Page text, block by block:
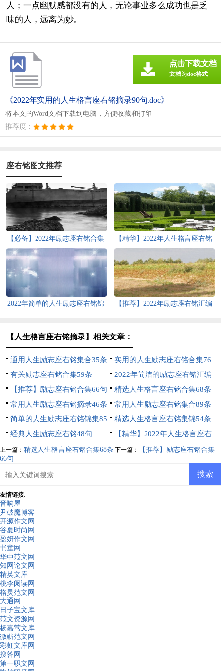
人；一点幽默感都没有的人，无论事业多么成功也是乏
味的人，远离为妙。
《2022年实用的人生格言座右铭摘录90句.doc》
将本文的Word文档下载到电脑，方便收藏和打印
推荐度：
点击下载文档
文档为doc格式
座右铭图文推荐
【必备】2022年励志座右铭合集
【精华】2022年人生格言座右铭
2022年简单的人生励志座右铭锦
【推荐】2022年励志座右铭汇编
【人生格言座右铭摘录】相关文章：
通用人生励志座右铭集合35条
实用的人生励志座右铭合集76
句
有关励志座右铭合集59条
2022年简洁的励志座右铭汇编
78条
【推荐】励志座右铭合集66句
精选人生格言座右铭合集68条
常用人生励志座右铭摘录46条
常用人生励志座右铭集合89条
简单的人生励志座右铭锦集85
句
精选人生格言座右铭集锦54条
经典人生励志座右铭48句
【精华】2022年人生格言座右
铭69句
上一篇： 精选人生格言座右铭合集68条 下一篇：
【推荐】励志座右铭合集
66句
友情链接:
音响屋
尹破魔博客
开源作文网
谷夏时尚网
盈妍作文网
书童网
华中范文网
知网论文网
精英文库
桃李阅读网
格灵范文网
大通网
日子宝文库
范文资源网
杨嘉莺文库
微蕲范文网
彩虹文库网
搜答网
第一职文网